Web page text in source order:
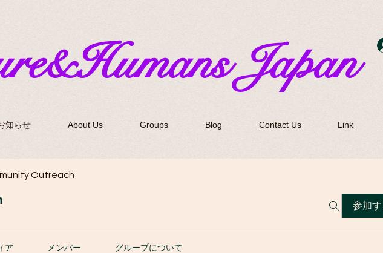
Japan
知らせ About Us Groups Blog Contact Us Link
Outreach
参加す
ア メンバー グループについて